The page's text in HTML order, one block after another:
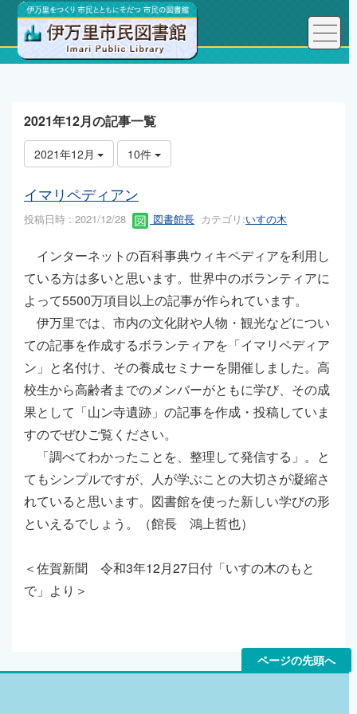
トップページ こんにちは、図書館長です！
2021年12月の記事一覧
2021年12月 10件
イマリペディアン
投稿日時 : 2021/12/28 図書館長 カテゴリ:いすの木
インターネットの百科事典ウィキペディアを利用し
ている方は多いと思います。世界中のボランティアに
よって5500万項目以上の記事が作られています。
伊万里では、市内の文化財や人物・観光などについ
ての記事を作成するボランティアを「イマリペディア
ン」と名付け、その養成セミナーを開催しました。高
校生から高齢者までのメンバーがともに学び、その成
果として「山ン寺遺跡」の記事を作成・投稿していま
すのでぜひご覧ください。
「調べてわかったことを、整理して発信する」。と
てもシンプルですが、人が学ぶことの大切さが凝縮さ
れていると思います。図書館を使った新しい学びの形
といえるでしょう。（館長 鴻上哲也）
＜佐賀新聞 令和3年12月27日付「いすの木のもと
で」より＞
ページの先頭へ